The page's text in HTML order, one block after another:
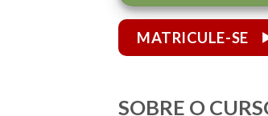
MATRICULE-SE
SOBRE O